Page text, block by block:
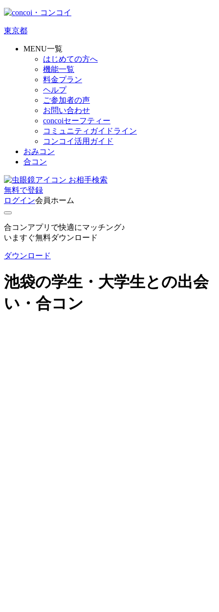
東京都
MENU一覧
はじめての方へ
機能一覧
料金プラン
ヘルプ
ご参加者の声
お問い合わせ
concoiセーフティー
コミュニティガイドライン
コンコイ活用ガイド
おみコン
合コン
お相手検索
無料で登録
ログイン会員ホーム
合コンアプリで快適にマッチング♪
いますぐ無料ダウンロード
ダウンロード
池袋の学生・大学生との出会
い・合コン